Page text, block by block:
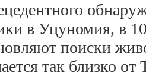
в Уцуномия, в
поиски
так близко от